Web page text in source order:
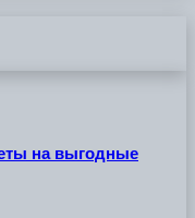
на выгодные